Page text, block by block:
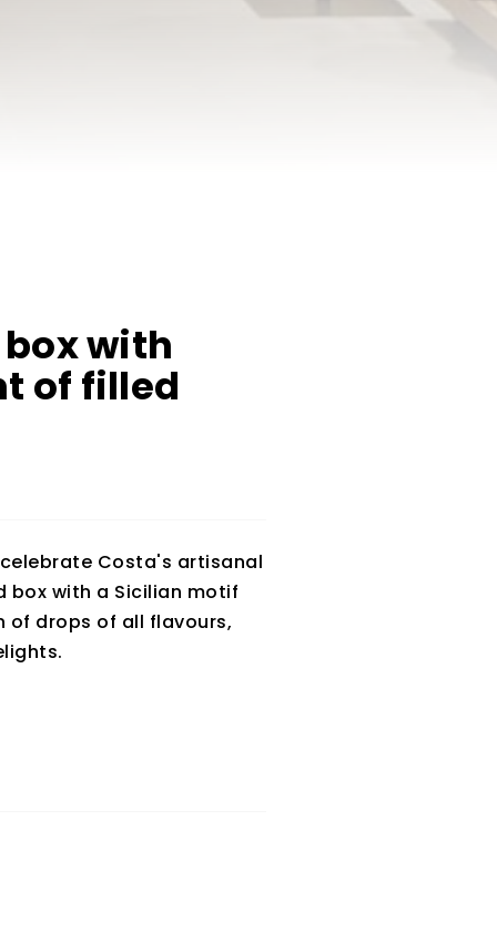
with
of filled
Costa's artisanal
box with a Sicilian motif
drops of all flavours,